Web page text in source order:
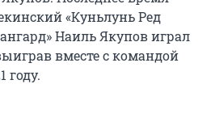
«Куньлунь Ред
Наиль Якупов играл
вместе с командой
году.